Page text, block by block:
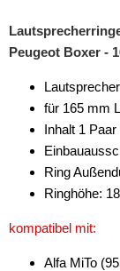
Ulysse
für Honda
für Hummer
für Hyundai
Peugeot Boxer -
für 165 mm
Inhalt 1 Paar
Ring
Ringhöhe:
kompatibel mit:
Alfa MiTo